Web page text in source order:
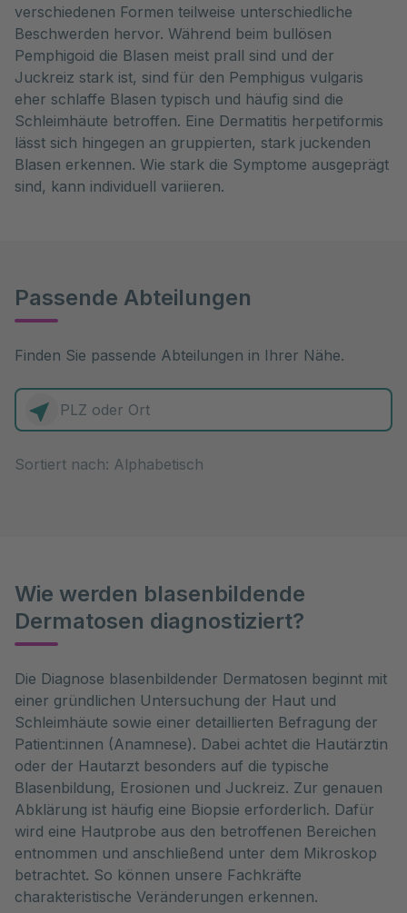
verschiedenen Formen teilweise unterschiedliche
Beschwerden hervor. Während beim bullösen
Pemphigoid die Blasen meist prall sind und der
Juckreiz stark ist, sind für den Pemphigus vulgaris
eher schlaffe Blasen typisch und häufig sind die
Schleimhäute betroffen. Eine Dermatitis herpetiformis
lässt sich hingegen an gruppierten, stark juckenden
Blasen erkennen. Wie stark die Symptome ausgeprägt
sind, kann individuell variieren.
Passende Abteilungen
Finden Sie passende Abteilungen in Ihrer Nähe.
Wie werden blasenbildende
Dermatosen diagnostiziert?
Die Diagnose blasenbildender Dermatosen beginnt mit
einer gründlichen Untersuchung der Haut und
Schleimhäute sowie einer detaillierten Befragung der
Patient:innen (Anamnese). Dabei achtet die Hautärztin
oder der Hautarzt besonders auf die typische
Blasenbildung, Erosionen und Juckreiz. Zur genauen
Abklärung ist häufig eine Biopsie erforderlich. Dafür
wird eine Hautprobe aus den betroffenen Bereichen
entnommen und anschließend unter dem Mikroskop
betrachtet. So können unsere Fachkräfte
charakteristische Veränderungen erkennen.